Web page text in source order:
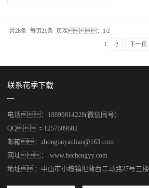
共28条 每页21条
页次：1/2
1
2 下一页
联系花季下载
电话：18899814228(微信同号）
QQ：1257609682
邮箱：zhongtaiyanliao@163.com
网址： www.hechengyy.com
地址：中山市小榄镇坦背西二马路27号三楼